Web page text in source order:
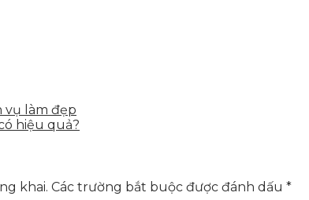
vụ làm đẹp
hiệu quả?
khai. Các trường bắt buộc được đánh dấu *